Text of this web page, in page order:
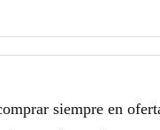
siempre en